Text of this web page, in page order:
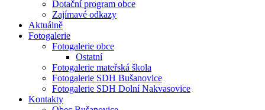
Dotační program obce
Zajímavé odkazy
Aktuálně
Fotogalerie
Fotogalerie obce
Ostatní
Fotogalerie mateřská škola
Fotogalerie SDH Bušanovice
Fotogalerie SDH Dolní Nakvasovice
Kontakty